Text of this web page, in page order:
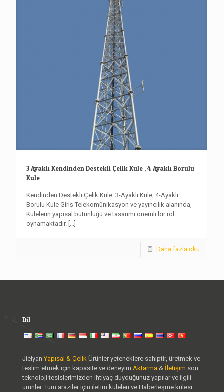
3 Ayaklı Kendinden Destekli Çelik Kule , 4 Ayaklı Borulu
Kule
Kendinden Destekli Çelik Kule: 3-Ayaklı Kule, 4-Ayaklı
Borulu Kule Giriş Telekomünikasyon ve yayıncılık alanında,
Kulelerin yapısal bütünlüğü ve tasarımı önemli bir rol
oynamaktadır. [...]
Daha fazla oku
Dil
Jielyan Yapısal & Çelik Ürünler yeteneklere sahiptir, üretmek ve
teslim etmek için kapasite ve deneyim Aktarma & İletişim son
teknoloji tesislerimizden ihtiyaç duyduğunuz yapılar ve ilgili
ürünler. Tüm araziler için iletim kuleleri ve Haberleşme kulesi